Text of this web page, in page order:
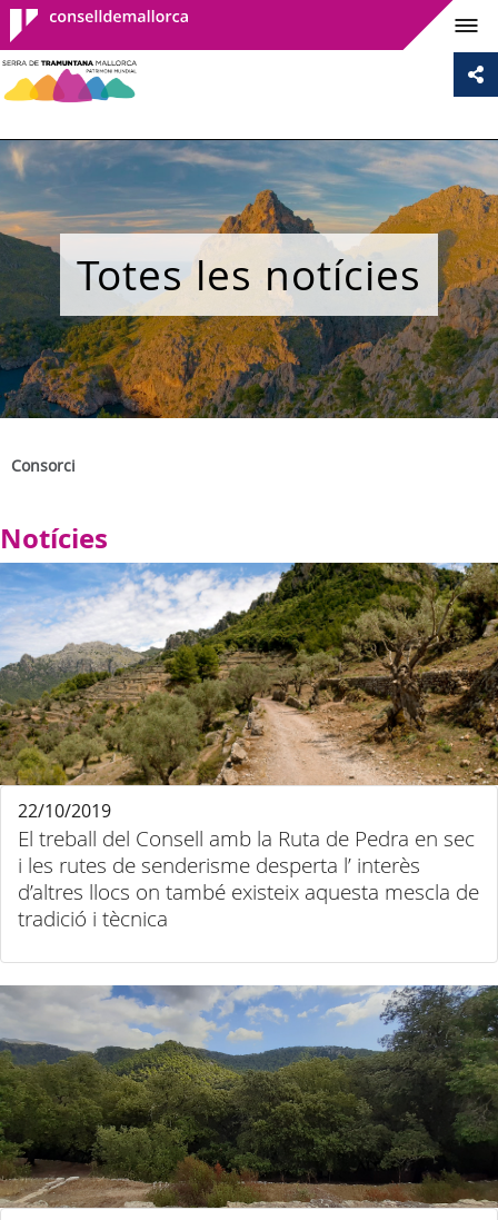
Consell de
Mallorca
Totes les notícies
Consorci
Notícies
El treball del Consell amb la Ruta de Pedra en sec
i les rutes de senderisme desperta l’ interès
d’altres llocs on també existeix aquesta mescla de
tradició i tècnica
22/10/2019